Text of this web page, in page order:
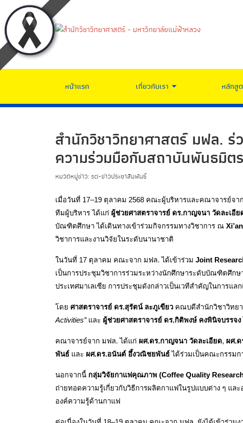
หน้าแรก เกี่ยวกับเรา หลักสู
สำนักวิชาวิทยาศาสตร์ มฟล. ร่
ความร่วมมือกับสถาบันพันธมิต
หมวดหมู่ข่าว: sci-ข่าวประชาสัมพันธ์
เมื่อวันที่ 17–19 ตุลาคม 2568 คณะผู้บริหารและคณาจารย์จ
ทีมผู้บริหาร ได้แก่ ผู้ช่วยศาสตราจารย์ ดร.กาญจนา วัดละเอีย
บัณฑิตศึกษา ได้เดินทางเข้าร่วมกิจกรรมทางวิชาการ ณ
วิชาการและงานวิจัยในระดับนานาชาติ
ในวันที่ 17 ตุลาคม คณะจาก มฟล. ได้เข้าร่วม Joint
เป็นการประชุมวิชาการร่วมระหว่างนักศึกษาระดับบัณฑิตศึกษ
ประเทศมาเลเซีย การประชุมดังกล่าวเป็นเวทีสำคัญในการแ
โดย ศาสตราจารย์ ดร.สุรัตน์ ละภูเขียว คณบดีสำนักวิชาวิทยา
Activities” และ ผู้ช่วยศาสตราจารย์ ดร.กิติพงษ์ คงพินิจบรรจง
คณาจารย์จาก มฟล. ได้แก่ ผศ.ดร.กาญจนา วัดละเอียด, ผศ.
พันธ์ และ ผศ.ดร.อนันต์ อึ้งวณิชยพันธ์ ได้ร่วมเป็นคณะกรรมก
นอกจากนี้ กลุ่มวิจัยกาแฟคุณภาพ (Coffee Quality
ถ่ายทอดความรู้เกี่ยวกับวิธีการผลิตกาแฟในรูปแบบต่าง ๆ แ
องค์ความรู้ด้านกาแฟ